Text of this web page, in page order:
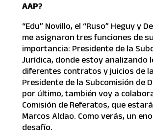
AAP?
“Edu” Novillo, el “Ruso” Heguy y
me asignaron tres funciones de
importancia: Presidente de la
Jurídica, donde estoy analizando
diferentes contratos y juicios de
Presidente de la Subcomisión de
por último, también voy a
Comisión de Referatos, que
Marcos Aldao. Como verás, un
desafío.